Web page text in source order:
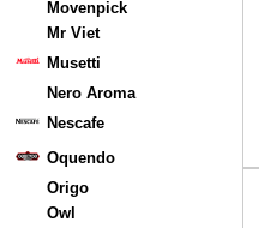
Movenpick
Mr Viet
Musetti
Nero Aroma
Nescafe
Oquendo
Origo
Owl